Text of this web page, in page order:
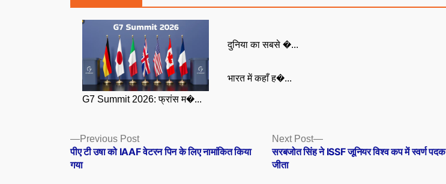
G7 Summit 2026: फ्रांस म�...
दुनिया का सबसे �...
भारत में कहाँ ह�...
Posts
navigation
Previous PostPrevious
post:
पीए टी उषा को IAAF वेटरन पिन के लिए नामांकित किया
गया
Next Post
Next
post:
सरबजोत सिंह ने ISSF जूनियर विश्व कप में स्वर्ण पदक
जीता